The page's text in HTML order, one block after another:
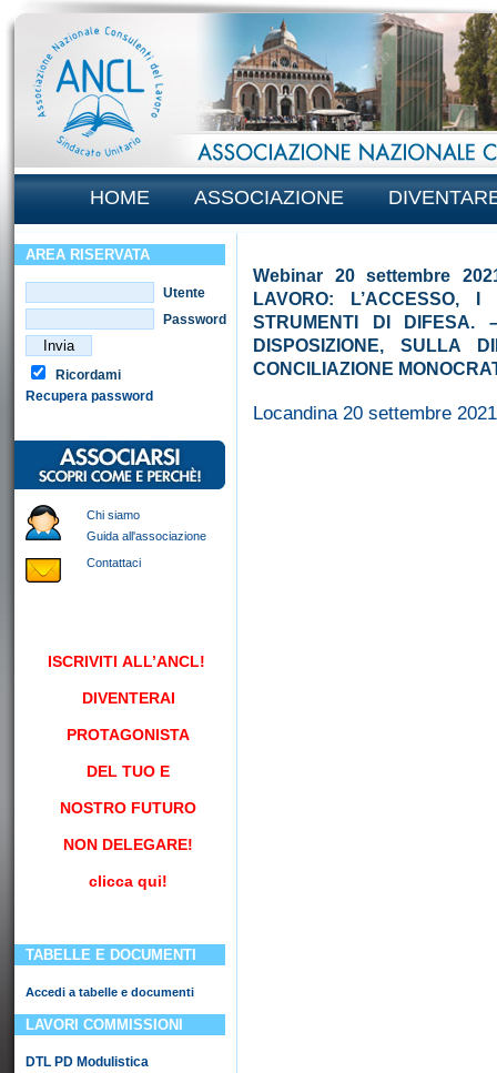
HOME ASSOCIAZIONE
AREA RISERVATA
Utente
Password
Ricordami
Recupera password
Chi siamo
Guida all'associazione
Contattaci
ISCRIVITI ALL’ANCL!
DIVENTERAI
PROTAGONISTA
DEL TUO E
NOSTRO FUTURO
NON DELEGARE!
clicca qui!
TABELLE E DOCUMENTI
Accedi a tabelle e documenti
LAVORI COMMISSIONI
DTL PD Modulistica
Webinar 20 settembre
LAVORO: L’ACCESSO,
STRUMENTI DI DIFESA.
DISPOSIZIONE, SULLA
CONCILIAZIONE
Locandina 20 settembre 2021